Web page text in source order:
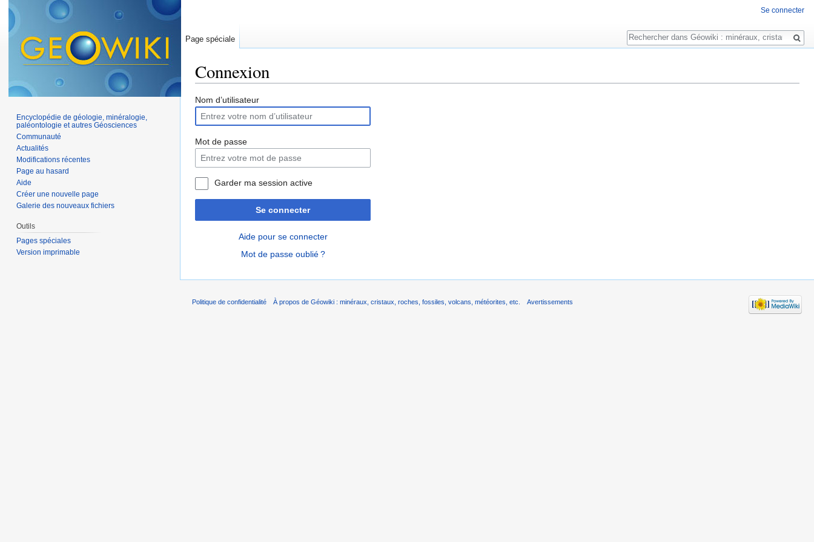
Connexion
Nom d’utilisateur
Mot de passe
Garder ma session active
Se connecter
Aide pour se connecter
Mot de passe oublié ?
Se connecter
Page spéciale
Rechercher
Encyclopédie de géologie, minéralogie,
paléontologie et autres Géosciences
Communauté
Actualités
Modifications récentes
Page au hasard
Aide
Créer une nouvelle page
Galerie des nouveaux fichiers
Outils
Pages spéciales
Version imprimable
Politique de confidentialité À propos de Géowiki : minéraux, cristaux, roches, fossiles, volcans, météorites, etc. Avertissements